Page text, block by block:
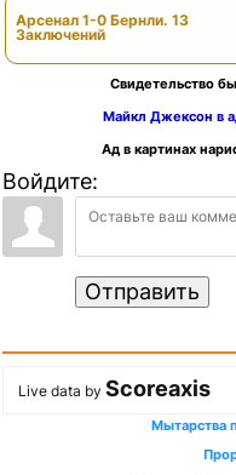
Арсенал 1-0 Бернли. 13
Заключений
Свидетельство
Майкл Джексон в
Ад в картинах
Войдите:
Отправить
Live data by Scoreaxis
Мытарства